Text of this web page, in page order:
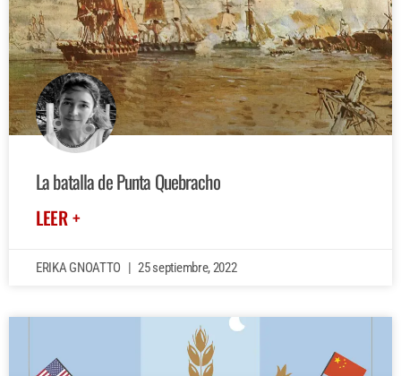
La batalla de Punta Quebracho
LEER +
ERIKA GNOATTO 25 septiembre, 2022